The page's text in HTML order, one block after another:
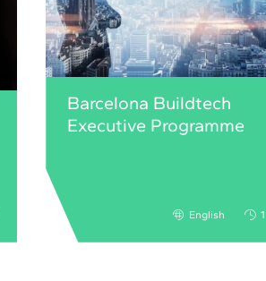
Barcelona Buildtech
Executive Programme
English